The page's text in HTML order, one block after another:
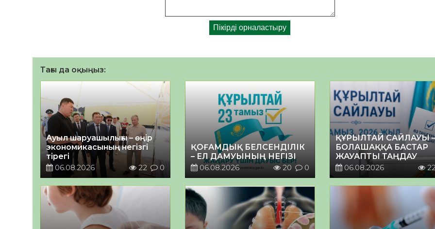
Тағы да оқыңыз:
Ауыл шаруашылығы – өңір
экономикасының негізгі
тірегі
06.08.2026
22 0
ҚОҒАМДЫҚ БЕЛСЕНДІЛІК
– ЕЛ ДАМУЫНЫҢ НЕГІЗІ
06.08.2026
20 0
ҚҰРЫЛТАЙ САЙЛАУЫ –
БОЛАШАҚҚА БАСТАР
ЖАУАПТЫ ТАҢДАУ
06.08.2026